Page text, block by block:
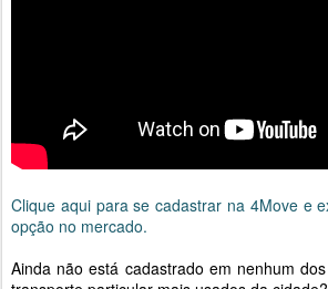
Clique aqui para se cadastrar na 4Move e
opção no mercado.
Ainda não está cadastrado em nenhum